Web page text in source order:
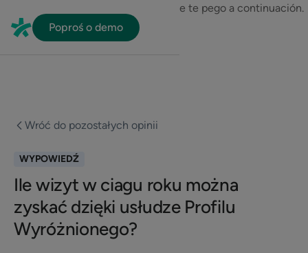
Poproś o demo
En HubSpot tenemos otro código que te pego a continuación.
Wróć do pozostałych opinii
WYPOWIEDŹ
Ile wizyt w ciagu roku można
zyskać dzięki usłudze Profilu
Wyróżnionego?